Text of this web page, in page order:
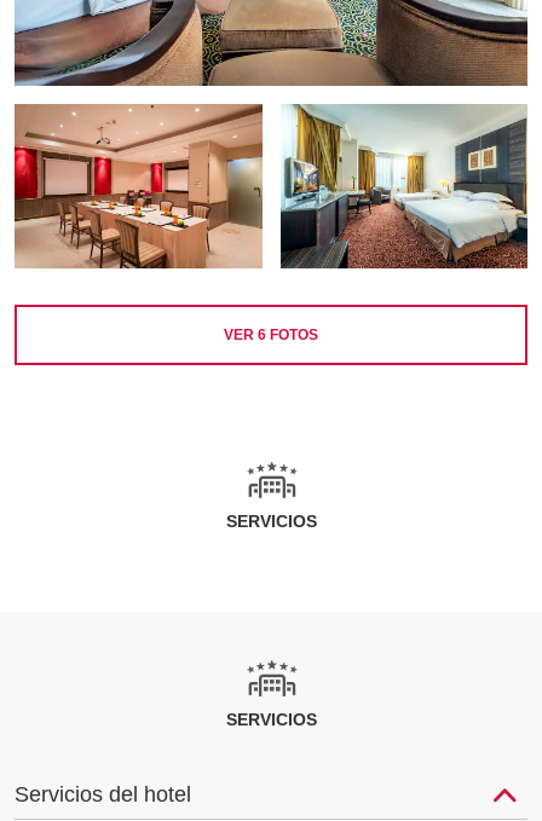
VER 6 FOTOS
SERVICIOS
SERVICIOS
Servicios del hotel